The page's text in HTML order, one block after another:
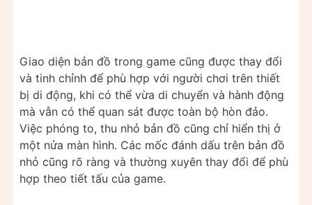
Giao diện bản đồ trong game cũng được thay đổi
và tinh chỉnh để phù hợp với người chơi trên thiết
bị di động, khi có thể vừa di chuyển và hành động
mà vẫn có thể quan sát được toàn bộ hòn đảo.
Việc phóng to, thu nhỏ bản đồ cũng chỉ hiển thị ở
một nửa màn hình. Các mốc đánh dấu trên bản đồ
nhỏ cũng rõ ràng và thường xuyên thay đổi để phù
hợp theo tiết tấu của game.